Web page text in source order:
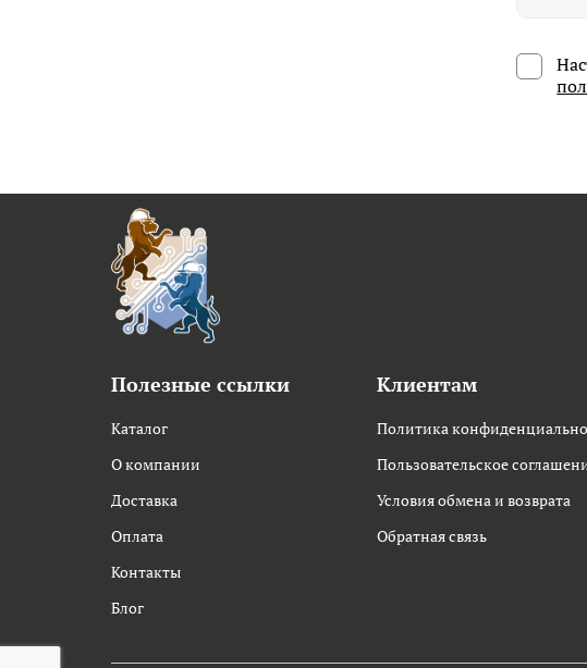
Полезные ссылки
Каталог
О компании
Доставка
Оплата
Контакты
Блог
Клиентам
Политика
Пользовательское
Условия обмена и возврата
Обратная связь